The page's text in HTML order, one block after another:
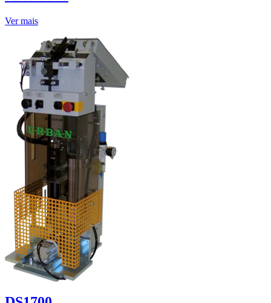
Ver mais